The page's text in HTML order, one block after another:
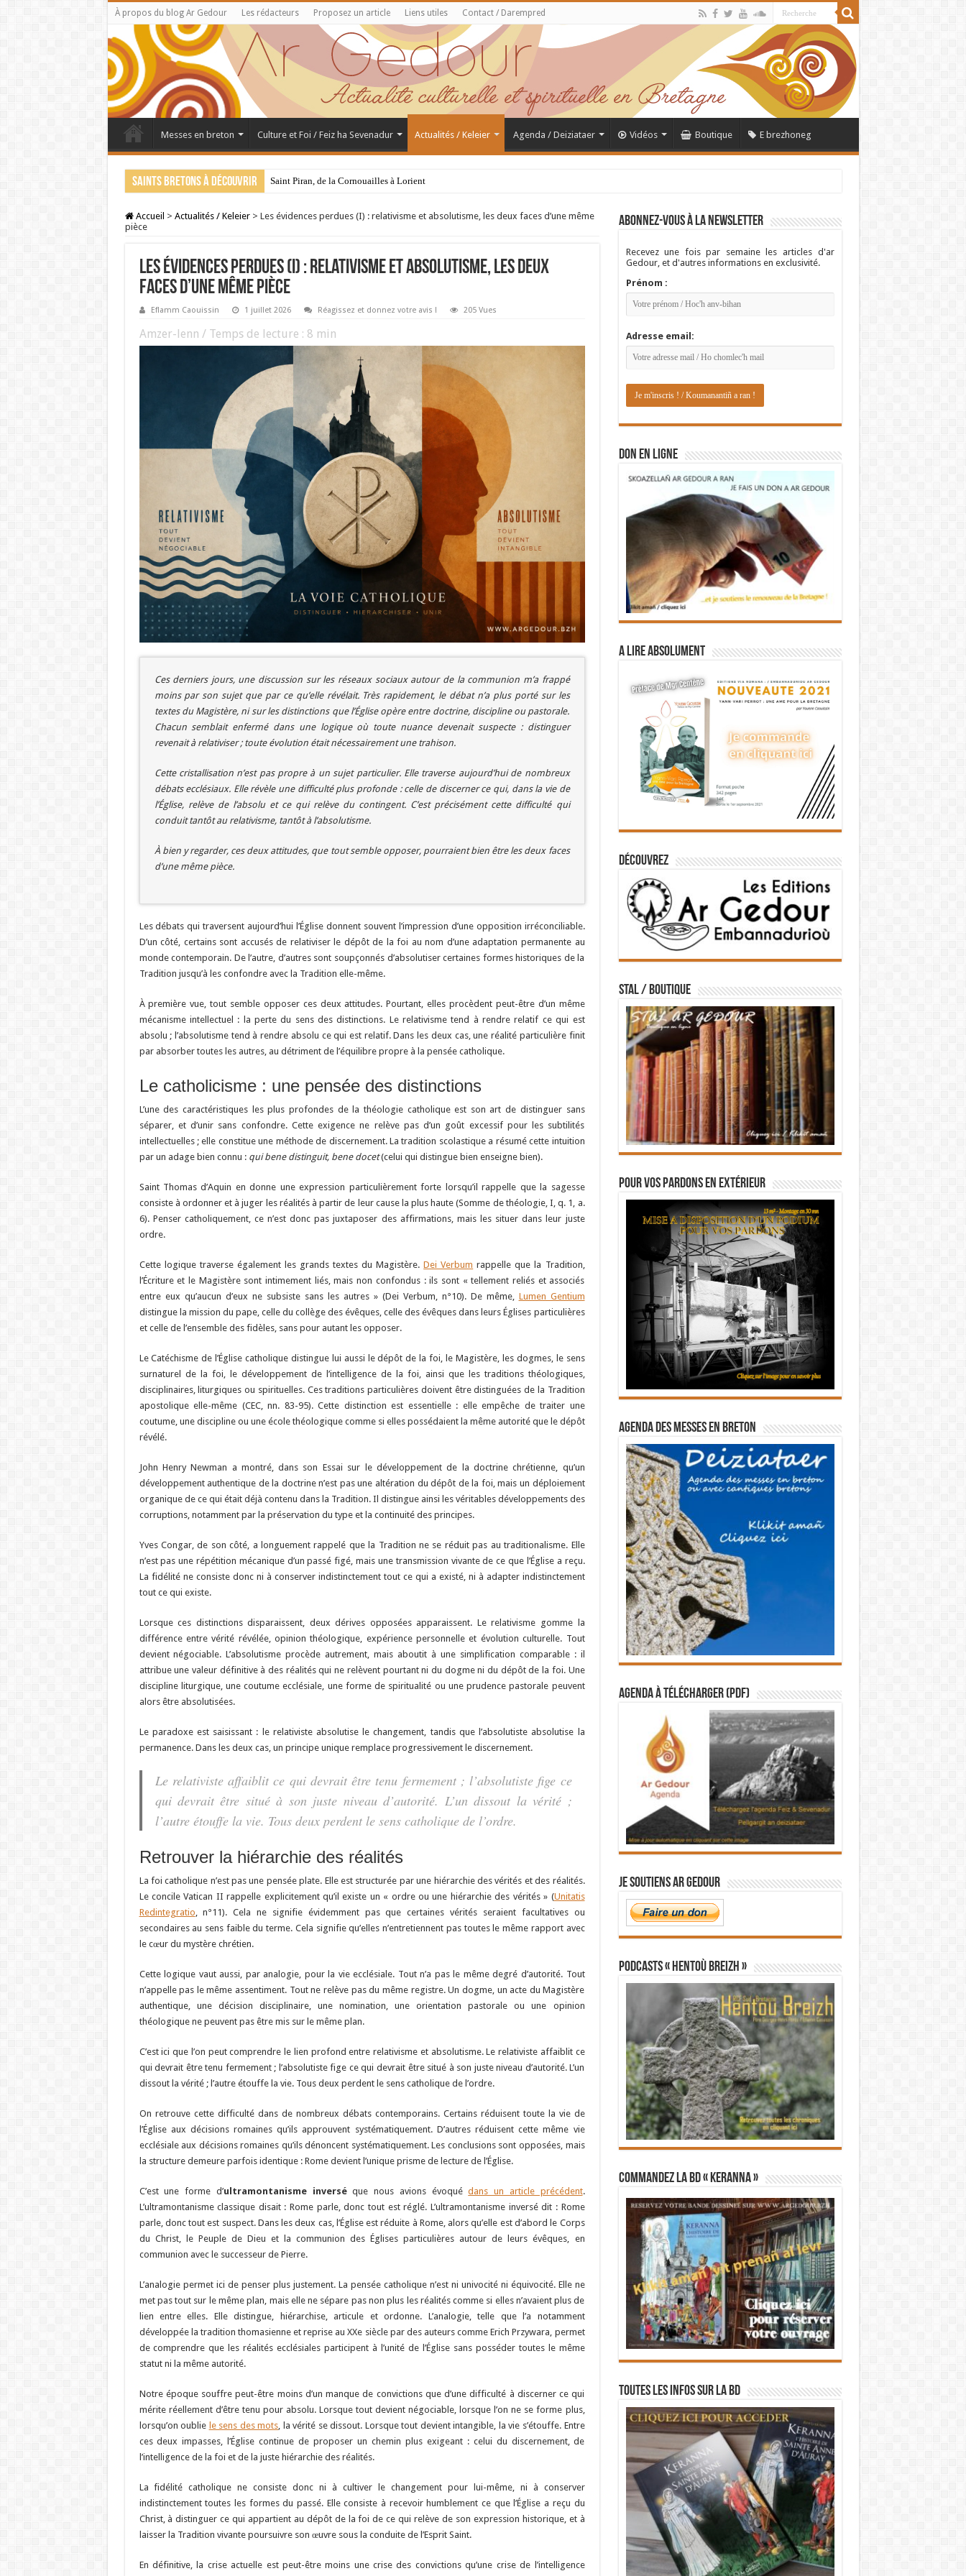
À propos du blog Ar Gedour Les rédacteurs Proposez un article Liens utiles Contact / Darempred
Messes en breton Culture et Foi / Feiz ha Sevenadur Actualités / Keleier Agenda / Deiziataer Vidéos Boutique E brezhoneg
Saints bretons à découvrir Saint Piran, de la Cornouailles à Lorient
Accueil > Actualités / Keleier > Les évidences perdues (I) : relativisme et absolutisme, les deux faces d’une même
pièce
Les évidences perdues (I) : relativisme et absolutisme, les deux
faces d’une même pièce
Eflamm Caouissin 1 juillet 2026 Réagissez et donnez votre avis ! 205 Vues
Amzer-lenn / Temps de lecture : 8 min
Ces derniers jours, une discussion sur les réseaux sociaux autour de la communion m’a frappé
moins par son sujet que par ce qu’elle révélait. Très rapidement, le débat n’a plus porté sur les
textes du Magistère, ni sur les distinctions que l’Église opère entre doctrine, discipline ou pastorale.
Chacun semblait enfermé dans une logique où toute nuance devenait suspecte : distinguer
revenait à relativiser ; toute évolution était nécessairement une trahison.
Cette cristallisation n’est pas propre à un sujet particulier. Elle traverse aujourd’hui de nombreux
débats ecclésiaux. Elle révèle une difficulté plus profonde : celle de discerner ce qui, dans la vie de
l’Église, relève de l’absolu et ce qui relève du contingent. C’est précisément cette difficulté qui
conduit tantôt au relativisme, tantôt à l’absolutisme.
À bien y regarder, ces deux attitudes, que tout semble opposer, pourraient bien être les deux faces
d’une même pièce.
Les débats qui traversent aujourd’hui l’Église donnent souvent l’impression d’une opposition irréconciliable.
D’un côté, certains sont accusés de relativiser le dépôt de la foi au nom d’une adaptation permanente au
monde contemporain. De l’autre, d’autres sont soupçonnés d’absolutiser certaines formes historiques de la
Tradition jusqu’à les confondre avec la Tradition elle-même.
À première vue, tout semble opposer ces deux attitudes. Pourtant, elles procèdent peut-être d’un même
mécanisme intellectuel : la perte du sens des distinctions. Le relativisme tend à rendre relatif ce qui est
absolu ; l’absolutisme tend à rendre absolu ce qui est relatif. Dans les deux cas, une réalité particulière finit
par absorber toutes les autres, au détriment de l’équilibre propre à la pensée catholique.
Le catholicisme : une pensée des distinctions
L’une des caractéristiques les plus profondes de la théologie catholique est son art de distinguer sans
séparer, et d’unir sans confondre. Cette exigence ne relève pas d’un goût excessif pour les subtilités
intellectuelles ; elle constitue une méthode de discernement. La tradition scolastique a résumé cette intuition
par un adage bien connu : qui bene distinguit, bene docet(celui qui distingue bien enseigne bien).
Saint Thomas d’Aquin en donne une expression particulièrement forte lorsqu’il rappelle que la sagesse
consiste à ordonner et à juger les réalités à partir de leur cause la plus haute (Somme de théologie, I, q. 1, a.
6). Penser catholiquement, ce n’est donc pas juxtaposer des affirmations, mais les situer dans leur juste
ordre.
Cette logique traverse également les grands textes du Magistère.Dei Verbum rappelle que la Tradition,
l’Écriture et le Magistère sont intimement liés, mais non confondus : ils sont « tellement reliés et associés
entre eux qu’aucun d’eux ne subsiste sans les autres » (Dei Verbum, n°10). De même, Lumen Gentium
distingue la mission du pape, celle du collège des évêques, celle des évêques dans leurs Églises particulières
et celle de l’ensemble des fidèles, sans pour autant les opposer.
Le Catéchisme de l’Église catholique distingue lui aussi le dépôt de la foi, le Magistère, les dogmes, le sens
surnaturel de la foi, le développement de l’intelligence de la foi, ainsi que les traditions théologiques,
disciplinaires, liturgiques ou spirituelles. Ces traditions particulières doivent être distinguées de la Tradition
apostolique elle-même (CEC, nn. 83-95). Cette distinction est essentielle : elle empêche de traiter une
coutume, une discipline ou une école théologique comme si elles possédaient la même autorité que le dépôt
révélé.
John Henry Newman a montré, dans son Essai sur le développement de la doctrine chrétienne, qu’un
développement authentique de la doctrine n’est pas une altération du dépôt de la foi, mais un déploiement
organique de ce qui était déjà contenu dans la Tradition. Il distingue ainsi les véritables développements des
corruptions, notamment par la préservation du type et la continuité des principes.
Yves Congar, de son côté, a longuement rappelé que la Tradition ne se réduit pas au traditionalisme. Elle
n’est pas une répétition mécanique d’un passé figé, mais une transmission vivante de ce que l’Église a reçu.
La fidélité ne consiste donc ni à conserver indistinctement tout ce qui a existé, ni à adapter indistinctement
tout ce qui existe.
Lorsque ces distinctions disparaissent, deux dérives opposées apparaissent. Le relativisme gomme la
différence entre vérité révélée, opinion théologique, expérience personnelle et évolution culturelle. Tout
devient négociable. L’absolutisme procède autrement, mais aboutit à une simplification comparable : il
attribue une valeur définitive à des réalités qui ne relèvent pourtant ni du dogme ni du dépôt de la foi. Une
discipline liturgique, une coutume ecclésiale, une forme de spiritualité ou une prudence pastorale peuvent
alors être absolutisées.
Le paradoxe est saisissant : le relativiste absolutise le changement, tandis que l’absolutiste absolutise la
permanence. Dans les deux cas, un principe unique remplace progressivement le discernement.
Le relativiste affaiblit ce qui devrait être tenu fermement ; l’absolutiste fige ce
qui devrait être situé à son juste niveau d’autorité. L’un dissout la vérité ;
l’autre étouffe la vie. Tous deux perdent le sens catholique de l’ordre.
Retrouver la hiérarchie des réalités
La foi catholique n’est pas une pensée plate. Elle est structurée par une hiérarchie des vérités et des réalités.
Le concile Vatican II rappelle explicitement qu’il existe un « ordre ou une hiérarchie des vérités » (Unitatis
Redintegratio, n°11). Cela ne signifie évidemment pas que certaines vérités seraient facultatives ou
secondaires au sens faible du terme. Cela signifie qu’elles n’entretiennent pas toutes le même rapport avec
le cœur du mystère chrétien.
Cette logique vaut aussi, par analogie, pour la vie ecclésiale. Tout n’a pas le même degré d’autorité. Tout
n’appelle pas le même assentiment. Tout ne relève pas du même registre. Un dogme, un acte du Magistère
authentique, une décision disciplinaire, une nomination, une orientation pastorale ou une opinion
théologique ne peuvent pas être mis sur le même plan.
C’est ici que l’on peut comprendre le lien profond entre relativisme et absolutisme. Le relativiste affaiblit ce
qui devrait être tenu fermement ; l’absolutiste fige ce qui devrait être situé à son juste niveau d’autorité. L’un
dissout la vérité ; l’autre étouffe la vie. Tous deux perdent le sens catholique de l’ordre.
On retrouve cette difficulté dans de nombreux débats contemporains. Certains réduisent toute la vie de
l’Église aux décisions romaines qu’ils approuvent systématiquement. D’autres réduisent cette même vie
ecclésiale aux décisions romaines qu’ils dénoncent systématiquement. Les conclusions sont opposées, mais
la structure demeure parfois identique : Rome devient l’unique prisme de lecture de l’Église.
C’est une forme d’ultramontanisme inverséque nous avions évoquédans un article précédent.
L’ultramontanisme classique disait : Rome parle, donc tout est réglé. L’ultramontanisme inversé dit : Rome
parle, donc tout est suspect. Dans les deux cas, l’Église est réduite à Rome, alors qu’elle est d’abord le Corps
du Christ, le Peuple de Dieu et la communion des Églises particulières autour de leurs évêques, en
communion avec le successeur de Pierre.
L’analogie permet ici de penser plus justement. La pensée catholique n’est ni univocité ni équivocité. Elle ne
met pas tout sur le même plan, mais elle ne sépare pas non plus les réalités comme si elles n’avaient plus de
lien entre elles. Elle distingue, hiérarchise, articule et ordonne. L’analogie, telle que l’a notamment
développée la tradition thomasienne et reprise au XXe siècle par des auteurs comme Erich Przywara, permet
de comprendre que les réalités ecclésiales participent à l’unité de l’Église sans posséder toutes le même
statut ni la même autorité.
Notre époque souffre peut-être moins d’un manque de convictions que d’une difficulté à discerner ce qui
mérite réellement d’être tenu pour absolu. Lorsque tout devient négociable, lorsque l’on ne se forme plus,
lorsqu’on oublie le sens des mots, la vérité se dissout. Lorsque tout devient intangible, la vie s’étouffe. Entre
ces deux impasses, l’Église continue de proposer un chemin plus exigeant : celui du discernement, de
l’intelligence de la foi et de la juste hiérarchie des réalités.
La fidélité catholique ne consiste donc ni à cultiver le changement pour lui-même, ni à conserver
indistinctement toutes les formes du passé. Elle consiste à recevoir humblement ce que l’Église a reçu du
Christ, à distinguer ce qui appartient au dépôt de la foi de ce qui relève de son expression historique, et à
laisser la Tradition vivante poursuivre son œuvre sous la conduite de l’Esprit Saint.
En définitive, la crise actuelle est peut-être moins une crise des convictions qu’une crise de l’intelligence
Abonnez-vous à la newsletter
Recevez une fois par semaine les articles d'ar
Gedour, et d'autres informations en exclusivité.
Prénom :
Adresse email:
DON EN LIGNE
A lire absolument
Découvrez
STAL / BOUTIQUE
Pour vos pardons en extérieur
Agenda des messes en breton
Agenda à télécharger (PDF)
Je soutiens Ar Gedour
PODCASTS « Hentoù Breizh »
Commandez la BD « Keranna »
Toutes les infos sur la BD